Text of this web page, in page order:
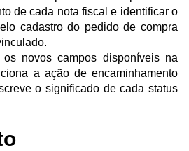
de cada nota fiscal e identificar o
cadastro do pedido de compra
os novos campos disponíveis na
a ação de encaminhamento
o significado de cada status